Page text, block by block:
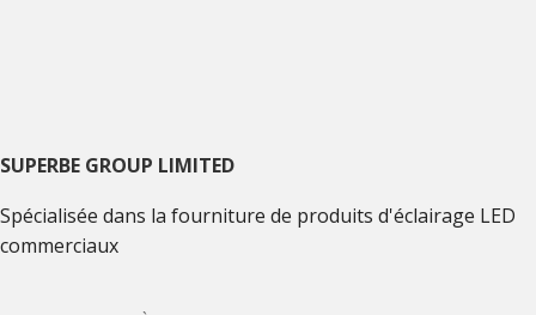
primaire
SUPERBE GROUP LIMITED
Spécialisée dans la fourniture de produits d'éclairage LED
commerciaux